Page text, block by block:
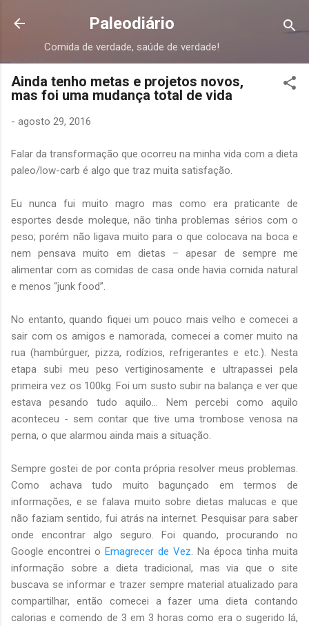
Pular para o conteúdo principal
Paleodiário
Comida de verdade, saúde de verdade!
Ainda tenho metas e projetos novos,
mas foi uma mudança total de vida
- agosto 29, 2016
Falar da transformação que ocorreu na minha vida com a dieta
paleo/low-carb é algo que traz muita satisfação.
Eu nunca fui muito magro mas como era praticante de
esportes desde moleque, não tinha problemas sérios com o
peso; porém não ligava muito para o que colocava na boca e
nem pensava muito em dietas – apesar de sempre me
alimentar com as comidas de casa onde havia comida natural
e menos “junk food”.
No entanto, quando fiquei um pouco mais velho e comecei a
sair com os amigos e namorada, comecei a comer muito na
rua (hambúrguer, pizza, rodízios, refrigerantes e etc.). Nesta
etapa subi meu peso vertiginosamente e ultrapassei pela
primeira vez os 100kg. Foi um susto subir na balança e ver que
estava pesando tudo aquilo... Nem percebi como aquilo
aconteceu - sem contar que tive uma trombose venosa na
perna, o que alarmou ainda mais a situação.
Sempre gostei de por conta própria resolver meus problemas.
Como achava tudo muito bagunçado em termos de
informações, e se falava muito sobre dietas malucas e que
não faziam sentido, fui atrás na internet. Pesquisar para saber
onde encontrar algo seguro. Foi quando, procurando no
Google encontrei o Emagrecer de Vez . Na época tinha muita
informação sobre a dieta tradicional, mas via que o site
buscava se informar e trazer sempre material atualizado para
compartilhar, então comecei a fazer uma dieta contando
calorias e comendo de 3 em 3 horas como era o sugerido lá,